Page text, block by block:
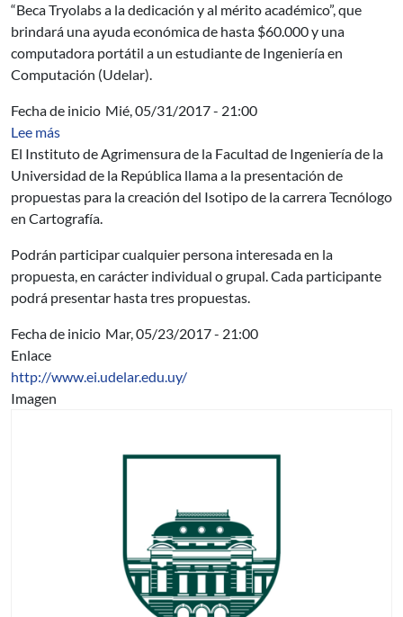
“Beca Tryolabs a la dedicación y al mérito académico”, que
brindará una ayuda económica de hasta $60.000 y una
computadora portátil a un estudiante de Ingeniería en
Computación (Udelar).
Fecha de inicio Mié, 05/31/2017 - 21:00
Lee mássobre Concurso de Isologo para la carrera Tecnólogo
El Instituto de Agrimensura de la Facultad de Ingeniería de la
Universidad de la República llama a la presentación de
propuestas para la creación del Isotipo de la carrera Tecnólogo
en Cartografía.
Podrán participar cualquier persona interesada en la
propuesta, en carácter individual o grupal. Cada participante
podrá presentar hasta tres propuestas.
Fecha de inicio Mar, 05/23/2017 - 21:00
Enlace
http://www.ei.udelar.edu.uy/
Imagen